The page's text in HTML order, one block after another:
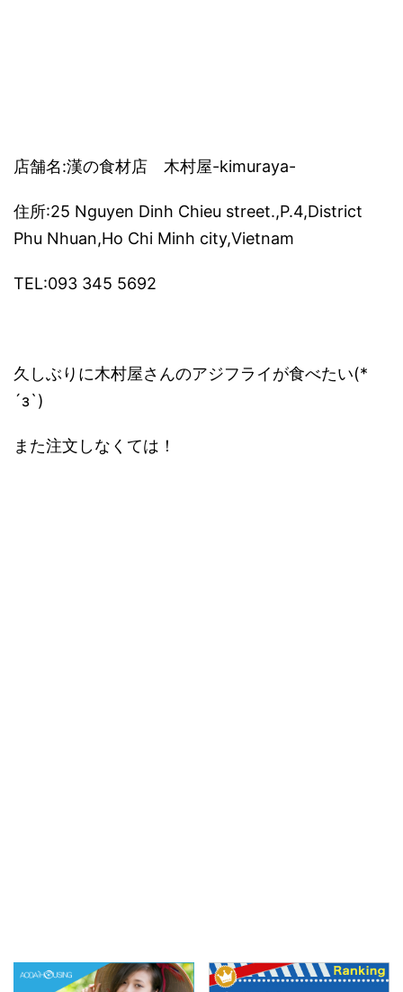
店舗名:漢の食材店 木村屋-kimuraya-
住所:25 Nguyen Dinh Chieu street.,P.4,District
Phu Nhuan,Ho Chi Minh city,Vietnam
TEL:093 345 5692
久しぶりに木村屋さんのアジフライが食べたい(*
´з`)
また注文しなくては！